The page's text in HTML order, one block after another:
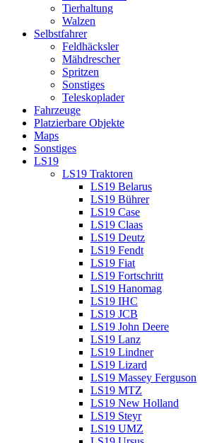
Tierhaltung
Walzen
Selbstfahrer
Feldhäcksler
Mähdrescher
Spritzen
Sonstiges
Teleskoplader
Fahrzeuge
Platzierbare Objekte
Maps
Sonstiges
LS19
LS19 Traktoren
LS19 Belarus
LS19 Bührer
LS19 Case
LS19 Claas
LS19 Deutz
LS19 Fendt
LS19 Fiat
LS19 Fortschritt
LS19 Hanomag
LS19 IHC
LS19 JCB
LS19 John Deere
LS19 Lanz
LS19 Lindner
LS19 Lizard
LS19 Massey Ferguson
LS19 MTZ
LS19 New Holland
LS19 Steyr
LS19 UMZ